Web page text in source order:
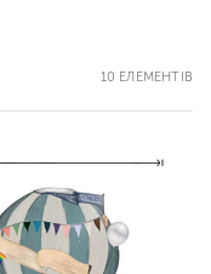
10 ЕЛЕМЕНТІВ